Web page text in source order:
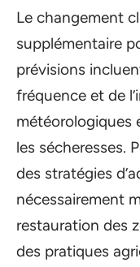
Le changement
supplémentaire
prévisions
fréquence et de
météorologiques
les sécheresses.
des stratégies
nécessairement
restauration des
des pratiques